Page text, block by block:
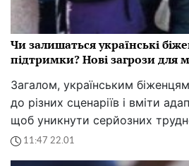
Чи залишаться українські
підтримки? Нові загрози для
Загалом, українським
до різних сценаріїв і вміти
щоб уникнути серйозних
11:47 22.01